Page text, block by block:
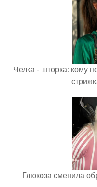
Челка - шторка: кому
Глюкоза сменила